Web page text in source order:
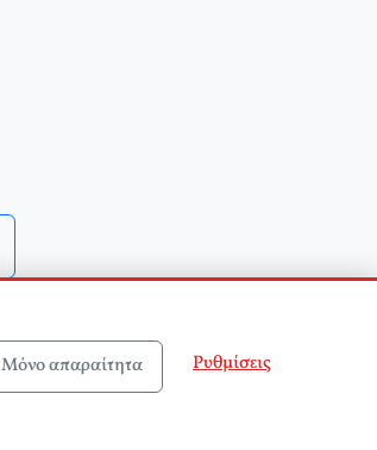
Μόνο απαραίτητα Ρυθμίσεις